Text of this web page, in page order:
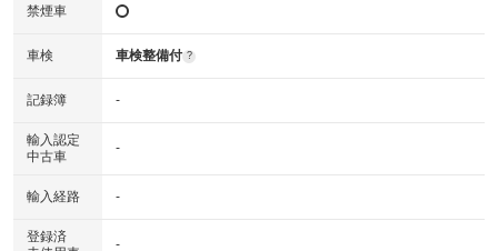
禁煙車
車検 車検整備付 ?
記録簿 -
輸入認定
中古車
-
輸入経路 -
登録済
-